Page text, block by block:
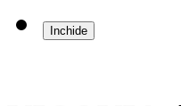
Inchide